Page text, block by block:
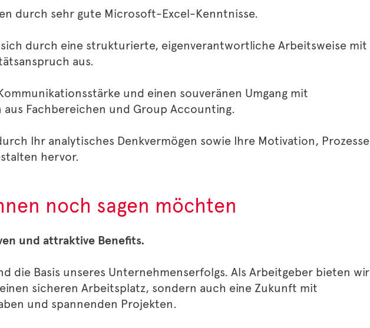
durch sehr gute Microsoft-Excel-Kenntnisse.
sich durch eine strukturierte, eigenverantwortliche Arbeitsweise mit
aus.
und einen souveränen Umgang mit
aus Fachbereichen und Group Accounting.
Ihr analytisches Denkvermögen sowie Ihre Motivation, Prozesse
hervor.
noch sagen möchten
und attraktive Benefits.
die Basis unseres Unternehmenserfolgs. Als Arbeitgeber bieten wir
sicheren Arbeitsplatz, sondern auch eine Zukunft mit
und spannenden Projekten.